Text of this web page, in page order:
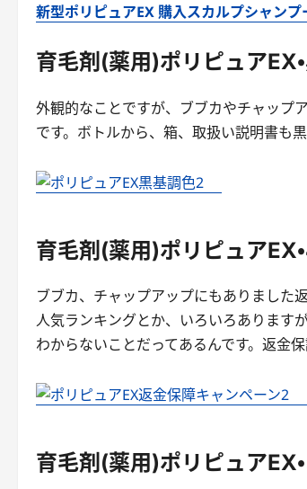
新型ポリピュアEX 購入スカルプシャン
育毛剤(薬用)ポリピュアEX
外観的なことですが、ブブカやチャップ
です。ボトルから、箱、取扱い説明書も黒
育毛剤(薬用)ポリピュアEX
ブブカ、チャップアップにもありました
人気ランキングとか、いろいろあります
わからないことだってあるんです。返金
育毛剤(薬用)ポリピュアEX